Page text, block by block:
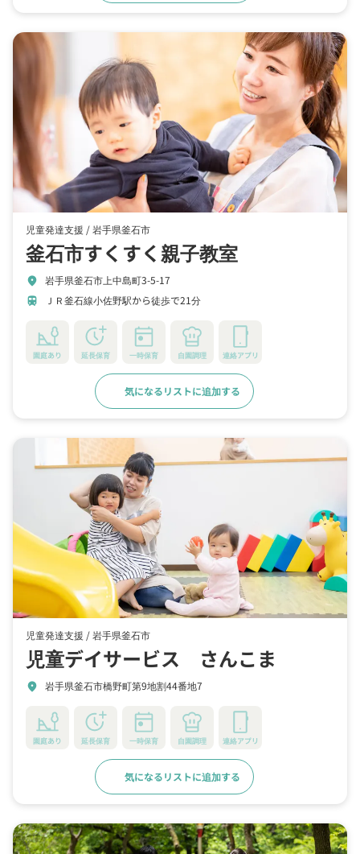
児童発達支援 /岩手県釜石市
釜石市すくすく親子教室
location_on 岩手県釜石市上中島町3-5-17
train ＪＲ釜石線小佐野駅から徒歩で21分
園庭あり 延長保育 一時保育 自園調理 連絡アプリ
気になるリストに追加する
児童発達支援 /岩手県釜石市
児童デイサービス さんこま
location_on 岩手県釜石市橋野町第9地割44番地7
園庭あり 延長保育 一時保育 自園調理 連絡アプリ
気になるリストに追加する